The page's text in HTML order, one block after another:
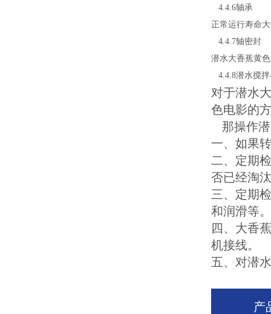
4.4.6轴承
正常运行寿命大
4.4.7轴密封
潜水大香蕉黄色
4.4.8潜水搅
对于潜水
色电影的方
那操作潜
一、如
二、定
否已经淘汰
三、定
和润滑等
四、大
机接线。
五、对潜
产